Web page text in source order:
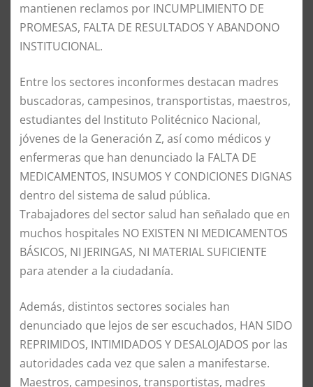
mantienen reclamos por INCUMPLIMIENTO DE
PROMESAS, FALTA DE RESULTADOS Y ABANDONO
INSTITUCIONAL.
Entre los sectores inconformes destacan madres
buscadoras, campesinos, transportistas, maestros,
estudiantes del Instituto Politécnico Nacional,
jóvenes de la Generación Z, así como médicos y
enfermeras que han denunciado la FALTA DE
MEDICAMENTOS, INSUMOS Y CONDICIONES DIGNAS
dentro del sistema de salud pública.
Trabajadores del sector salud han señalado que en
muchos hospitales NO EXISTEN NI MEDICAMENTOS
BÁSICOS, NI JERINGAS, NI MATERIAL SUFICIENTE
para atender a la ciudadanía.
Además, distintos sectores sociales han
denunciado que lejos de ser escuchados, HAN SIDO
REPRIMIDOS, INTIMIDADOS Y DESALOJADOS por las
autoridades cada vez que salen a manifestarse.
Maestros, campesinos, transportistas, madres